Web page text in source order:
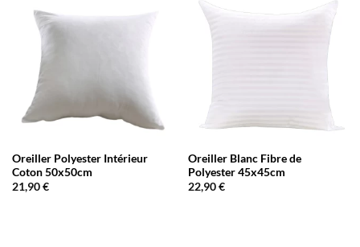
Oreiller Polyester Intérieur
Coton 50x50cm
21,90€
Oreiller Blanc Fibre de
Polyester 45x45cm
22,90€